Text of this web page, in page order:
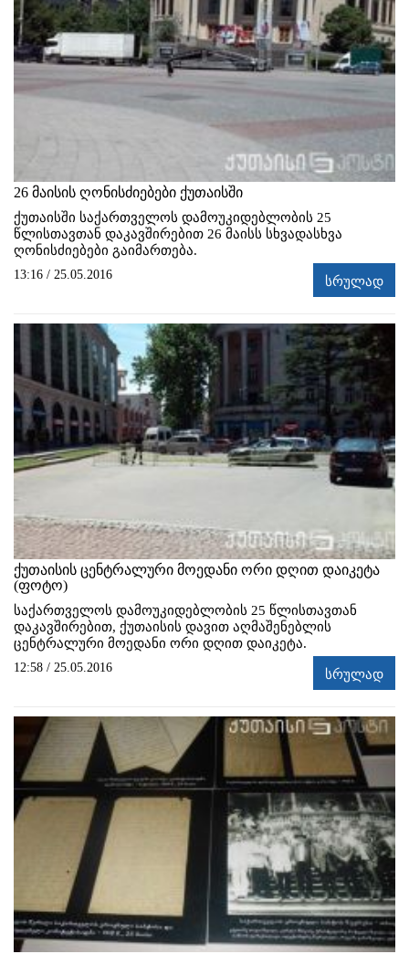
26 მაისის ღონისძიებები ქუთაისში
ქუთაისში საქართველოს დამოუკიდებლობის 25
წლისთავთან დაკავშირებით 26 მაისს სხვადასხვა
ღონისძიებები გაიმართება.
13:16 / 25.05.2016 სრულად
ქუთაისის ცენტრალური მოედანი ორი დღით დაიკეტა
(ფოტო)
საქართველოს დამოუკიდებლობის 25 წლისთავთან
დაკავშირებით, ქუთაისის დავით აღმაშენებლის
ცენტრალური მოედანი ორი დღით დაიკეტა.
12:58 / 25.05.2016 სრულად